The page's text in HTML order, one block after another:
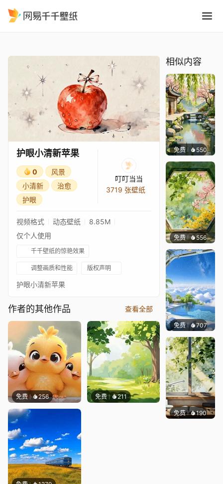
护眼小清新苹果
0
风景
小清新
治愈
护眼
叮叮当当
3719 张壁纸
视频格式 动态壁纸
8.85M
仅个人使用
千千壁纸的惊艳效果
调整画质和性能 版权声明
护眼小清新苹果
作者的其他作品 查看全部
免费 256 免费 211
相似内容
免费 550渔小小
免费 556渔小小
免费 707豆子
免费 190渔小小